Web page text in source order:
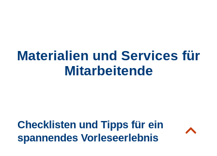
Materialien und Services für
Mitarbeitende
Checklisten und Tipps für ein
spannendes Vorleseerlebnis